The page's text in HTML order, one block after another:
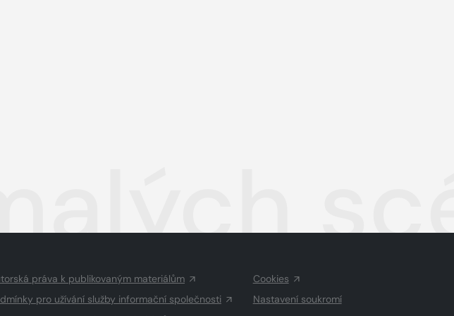
práva k publikovaným materiálům
pro užívání služby informační společnosti
Cookies
Nastavení soukromí